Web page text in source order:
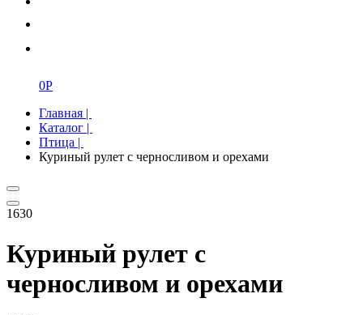
0Р
Главная |
Каталог |
Птица |
Куриный рулет с черносливом и орехами
1630
Куриный рулет с
черносливом и орехами